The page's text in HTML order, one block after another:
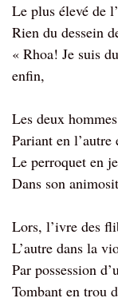
Le plus élevé de
Rien du dessein
« Rhoa! Je suis
enfin,
Les deux
Pariant en
Le perroquet en
Dans son
Lors, l’ivre des
L’autre dans la
Par possession
Tombant en trou